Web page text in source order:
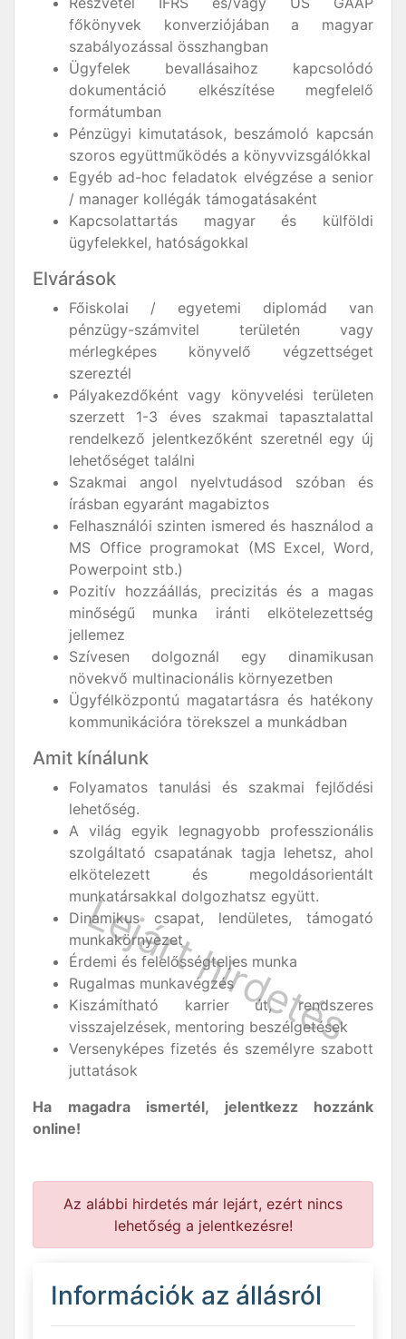
főkönyvek konverziójában a magyar
szabályozással összhangban
Ügyfelek bevallásaihoz kapcsolódó
dokumentáció elkészítése megfelelő
formátumban
Pénzügyi kimutatások, beszámoló kapcsán
szoros együttműködés a könyvvizsgálókkal
Egyéb ad-hoc feladatok elvégzése a senior
/ manager kollégák támogatásaként
Kapcsolattartás magyar és külföldi
ügyfelekkel, hatóságokkal
Elvárások
Főiskolai / egyetemi diplomád van
pénzügy-számvitel területén vagy
mérlegképes könyvelő végzettséget
szereztél
Pályakezdőként vagy könyvelési területen
szerzett 1-3 éves szakmai tapasztalattal
rendelkező jelentkezőként szeretnél egy új
lehetőséget találni
Szakmai angol nyelvtudásod szóban és
írásban egyaránt magabiztos
Felhasználói szinten ismered és használod a
MS Office programokat (MS Excel, Word,
Powerpoint stb.)
Pozitív hozzáállás, precizitás és a magas
minőségű munka iránti elkötelezettség
jellemez
Szívesen dolgoznál egy dinamikusan
növekvő multinacionális környezetben
Ügyfélközpontú magatartásra és hatékony
kommunikációra törekszel a munkádban
Amit kínálunk
Folyamatos tanulási és szakmai fejlődési
lehetőség.
A világ egyik legnagyobb professzionális
szolgáltató csapatának tagja lehetsz, ahol
elkötelezett és megoldásorientált
munkatársakkal dolgozhatsz együtt.
Dinamikus csapat, lendületes, támogató
munkakörnyezet
Érdemi és felelősségteljes munka
Rugalmas munkavégzés
Kiszámítható karrier út, rendszeres
visszajelzések, mentoring beszélgetések
Versenyképes fizetés és személyre szabott
juttatások
Ha magadra ismertél, jelentkezz hozzánk
online!
Az alábbi hirdetés már lejárt, ezért nincs
lehetőség a jelentkezésre!
Információk az állásról